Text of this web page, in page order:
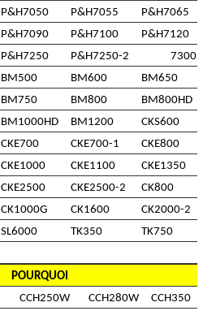
P&H7050 P&H7055
P&H7065
P&H7090 P&H7100
P&H7120
P&H7250 P&H7250-2
7300
BM500 BM600
BM650
BM750 BM800
BM800HD
BM1000HD BM1200
CKS600
CKE700 CKE700-1
CKE800
CKE1000 CKE1100
CKE1350
CKE2500 CKE2500-2
CK800
CK1000G CK1600
CK2000-2
SL6000 TK350
TK750
POURQUOI
CCH250W CCH280W CCH350